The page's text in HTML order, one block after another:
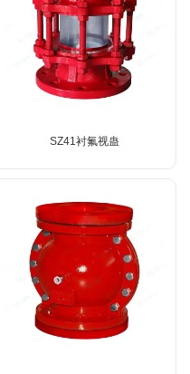
SZ41衬氟视蛊